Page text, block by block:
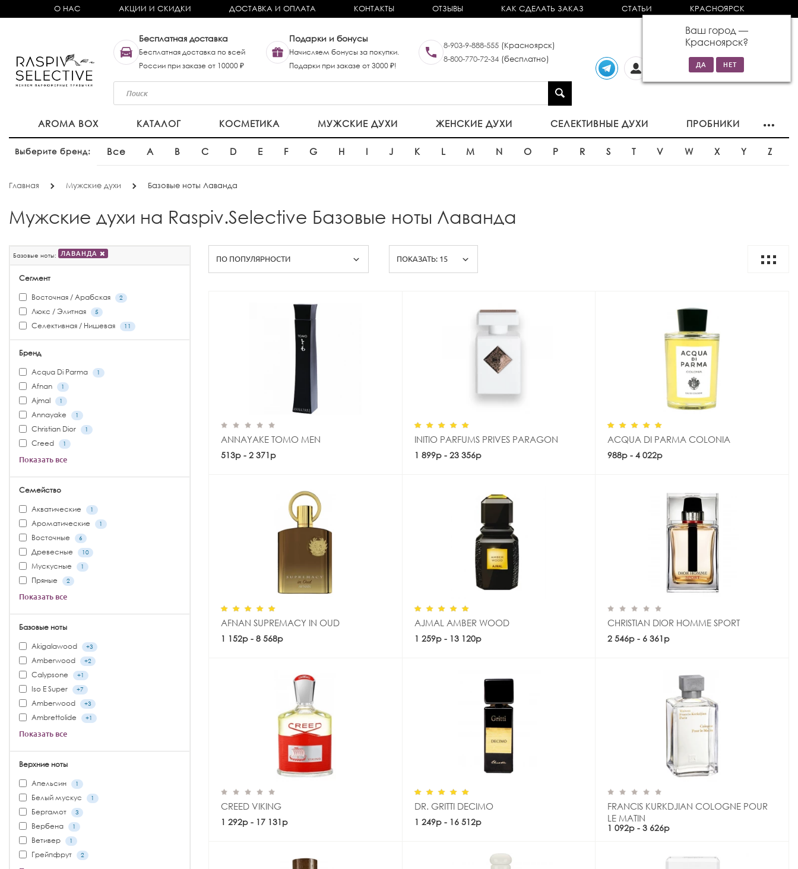
О НАС АКЦИИ И СКИДКИ ДОСТАВКА И ОПЛАТА КОНТАКТЫ ОТЗЫВЫ КАК СДЕЛАТЬ ЗАКАЗ СТАТЬИ КРАСНОЯРСК
Ваш город —
Красноярск?
Бесплатная доставка
Бесплатная доставка по всей
России при заказе от 10000 ₽
Подарки и бонусы
Начисляем бонусы за покупки.
Подарки при заказе от 3000 ₽!
8-903-9-888-555 (Красноярск)
8-800-770-72-34 (бесплатно)
0 товаров
на сумму 0р
AROMA BOX КАТАЛОГ КОСМЕТИКА МУЖСКИЕ ДУХИ ЖЕНСКИЕ ДУХИ СЕЛЕКТИВНЫЕ ДУХИ ПРОБНИКИ
Выберите бренд: Все A B C D E F G H I J K L M N O P R S T V W X Y Z
Главная Мужские духи Базовые ноты Лаванда
Мужские духи на Raspiv.Selective Базовые ноты Лаванда
Базовые ноты: ЛАВАНДА
Сегмент
Восточная / Арабская
2
Люкс / Элитная 5
Селективная / Нишевая 11
Бренд
Acqua Di Parma
1
Afnan 1
Ajmal 1
Annayake 1
Christian Dior 1
Creed 1
Показать все
Семейство
Акватические
1
Ароматические 1
Восточные 6
Древесные 10
Мускусные 1
Пряные 2
Показать все
Базовые ноты
Akigalawood
+3
Amberwood +2
Calypsone +1
Iso E Super +7
Аmberwood +3
Аmbrettolide +1
Показать все
Верхние ноты
Апельсин
1
Белый мускус 1
Бергамот 3
Вербена 1
Ветивер 1
Грейпфрут 2
ANNAYAKE TOMO MEN
513р - 2 371р
INITIO PARFUMS PRIVES PARAGON
1 899р - 23 356рКупить
ACQUA DI PARMA COLONIA
988р - 4 022р
AFNAN SUPREMACY IN OUD
1 152р - 8 568р
AJMAL AMBER WOOD
1 259р - 13 120рКупить
CHRISTIAN DIOR HOMME SPORT
2 546р - 6 361р
CREED VIKING
1 292р - 17 131рКупить
DR. GRITTI DECIMO
1 249р - 16 512рКупить
FRANCIS KURKDJIAN COLOGNE POUR
LE MATIN
1 092р - 3 626р